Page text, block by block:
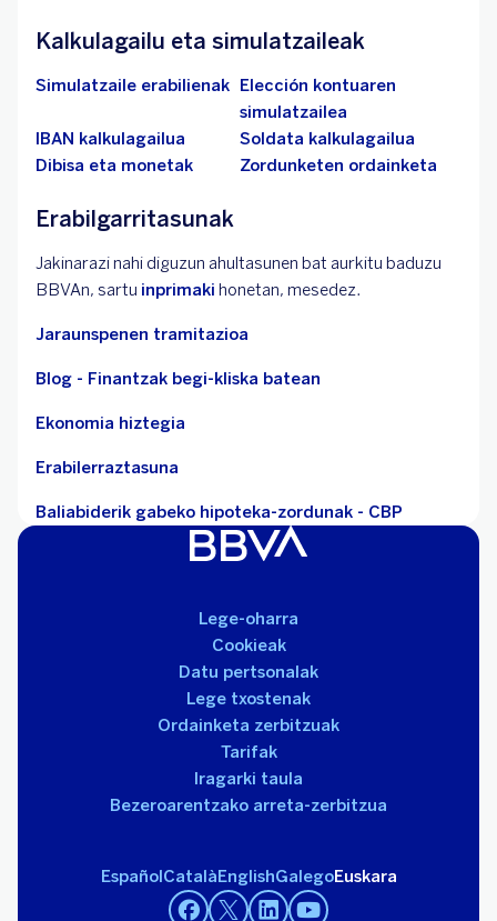
Kalkulagailu eta simulatzaileak
Simulatzaile erabilienak Elección kontuaren
simulatzailea
IBAN kalkulagailua
Soldata kalkulagailua
Dibisa eta monetak
Zordunketen ordainketa
Erabilgarritasunak
Jakinarazi nahi diguzun ahultasunen bat aurkitu baduzu
BBVAn, sartu inprimaki honetan, mesedez.
Jaraunspenen tramitazioa
Blog - Finantzak begi-kliska batean
Ekonomia hiztegia
Erabilerraztasuna
Baliabiderik gabeko hipoteka-zordunak - CBP
Lege-oharra
Cookieak
Datu pertsonalak
Lege txostenak
Ordainketa zerbitzuak
Tarifak
Iragarki taula
Bezeroarentzako arreta-zerbitzua
EspañolCatalàEnglishGalegoEuskara